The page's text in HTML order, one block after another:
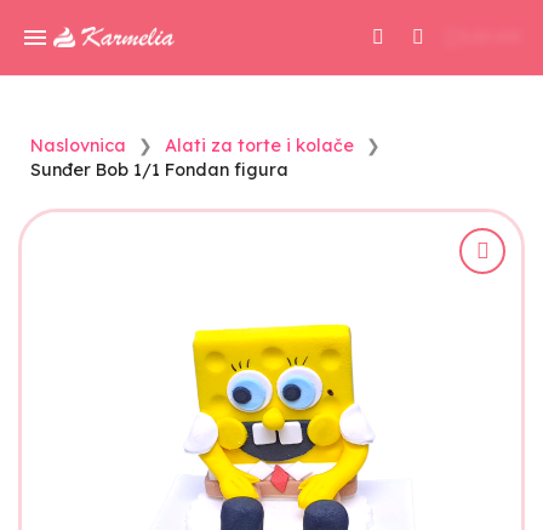
Naslovnica
Alati za torte i kolače
Sunđer Bob 1/1 Fondan figura